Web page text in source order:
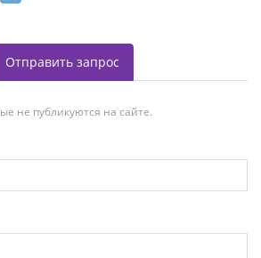
Отправить запрос
не публикуются на сайте.